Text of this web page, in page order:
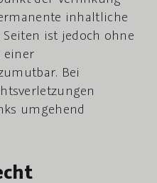
inhaltliche
ist jedoch ohne
einer
Bei
umgehend